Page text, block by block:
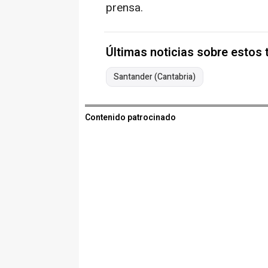
prensa.
Últimas noticias sobre estos
Santander (Cantabria)
Contenido patrocinado